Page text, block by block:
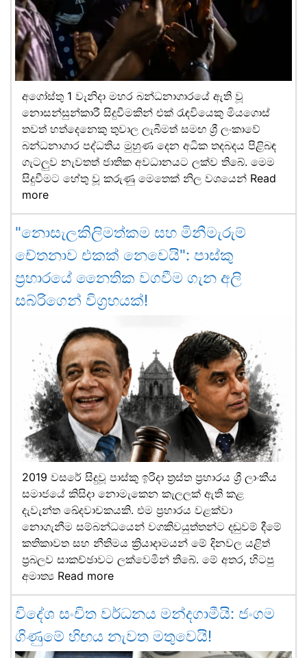
අගෝස්තු 1 වැනිදා මහර බන්ධනාගාරයේ ඇති වූ
නොසන්සුන්කාරී සිදුවීමකින් එක් රැඳවියෙකු මියගොස්
තවත් හත්දෙනෙකු තුවාල ලැබීමත් සමඟ ශ්‍රී ලංකාවේ
බන්ධනාගාර පද්ධතිය මුහුණ දෙන අධික තදබදය පිළිබඳ
ගැටලුව නැවතත් ජාතික අවධානයට ලක්ව තිබේ. මෙම
සිදුවීමට හේතු වූ කරුණු මෙතෙක් නිල වශයෙන් Read
more
"නොසැලකිලිමත්කම සහ මිනීමැරුම්
චේතනාව එකක් නෙවෙයි": පාස්කු
ප්‍රහාරයේ නෛතික වගවීම ගැන අලි
සබ්රිගෙන් විග්‍රහයක්!
2019 වසරේ සිදුවූ පාස්කු ඉරිදා ත්‍රස්ත ප්‍රහාරය ශ්‍රී ලාංකීය
සමාජයේ කිසිදා නොමැකෙන කැලලක් ඇති කළ
දැවැන්ත ඛේදවාචකයකි. එම ප්‍රහාරය වළක්වා
නොගැනීම සම්බන්ධයෙන් වගකිවයුත්තන්ට දඬුවම් දීමේ
කතිකාවත සහ නීතිමය ක්‍රියාදාමයන් මේ දිනවල යළිත්
ප්‍රබලව සාකච්ඡාවට ලක්වෙමින් තිබේ. මේ අතර, හිටපු
අමාත්‍ය Read more
විදේශ සංචිත වර්ධනය මන්දගාමීයි: ජංගම
ගිණුමේ හිඟය නැවත මතුවෙයි!